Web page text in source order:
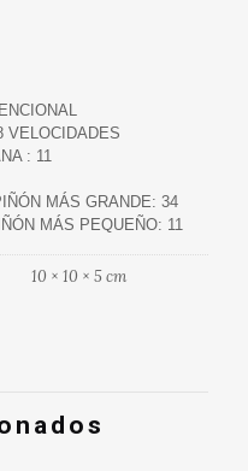
VELOCIDADES
: 11
MÁS GRANDE: 34
MÁS PEQUEÑO: 11
10 × 10 × 5 cm